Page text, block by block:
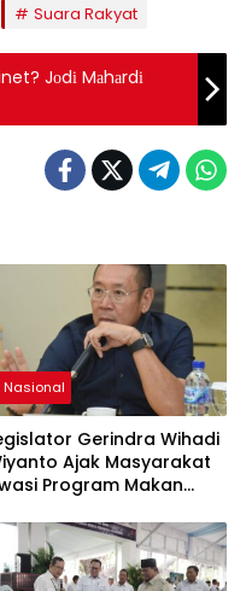
Suara Rakyat
Jоdі Mаhаrdі
Nasional
Gerindra Wihadi
Ajak Masyarakat
Program Makan